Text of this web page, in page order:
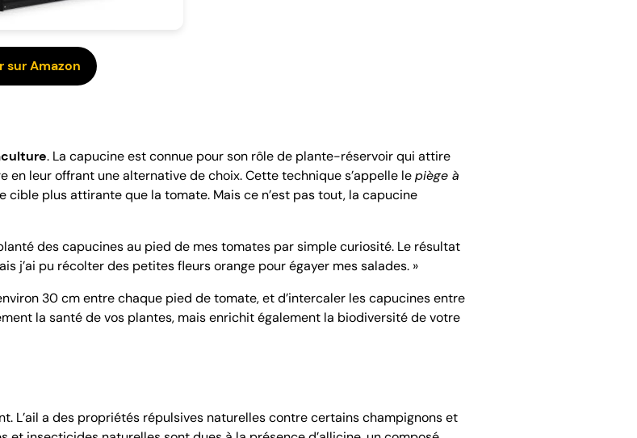
sur Amazon
. La capucine est connue pour son rôle de plante-réservoir qui attire
leur offrant une alternative de choix. Cette technique s’appelle lepiège à
plus attirante que la tomate. Mais ce n’est pas tout, la capucine
des capucines au pied de mes tomates par simple curiosité. Le résultat
j’ai pu récolter des petites fleurs orange pour égayer mes salades. »
30 cm entre chaque pied de tomate, et d’intercaler les capucines entre
la santé de vos plantes, mais enrichit également la biodiversité de votre
L’ail a des propriétés répulsives naturelles contre certains champignons et